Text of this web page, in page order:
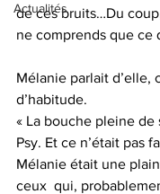
Actualités
de ces bruits…Du
ne comprends que ce
Mélanie parlait d’elle,
d’habitude.
« La bouche pleine de
Psy. Et ce n’était pas
Mélanie était une
ceux  qui,